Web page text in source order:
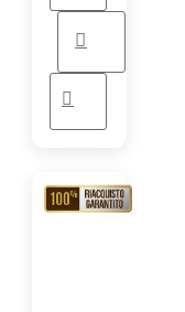
RIACQUISTO